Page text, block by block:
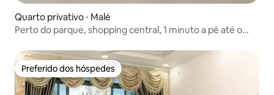
Quarto privativo ⋅ Malé
Perto do parque, shopping central, 1 minuto a pé até o
Preferido dos hóspedes
Preferido dos hóspedes